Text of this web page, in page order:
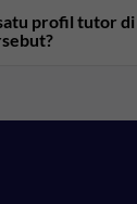
profil tutor